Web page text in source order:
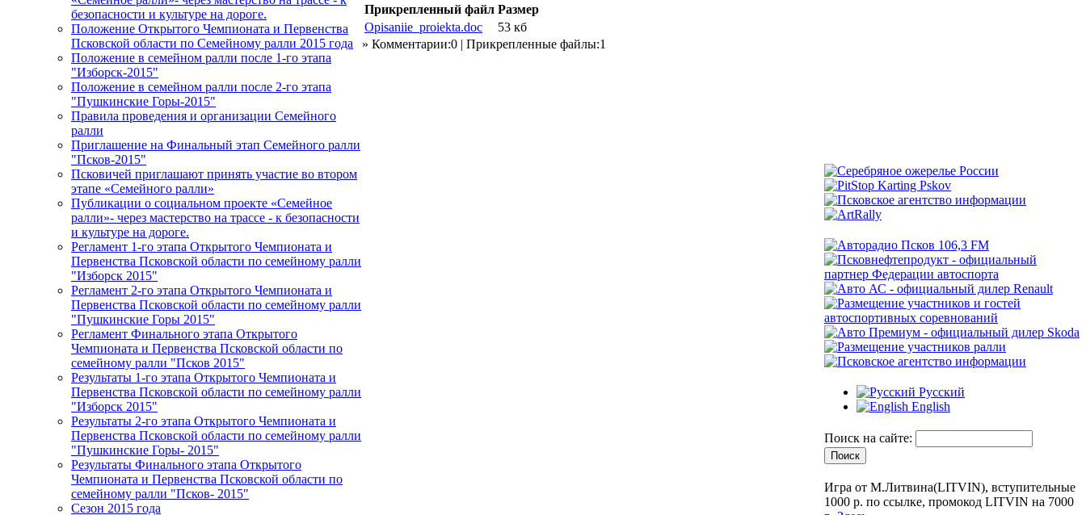
безопасности и культуре на дороге.
Положение Открытого Чемпионата и Первенства
Псковской области по Семейному ралли 2015 года
Положение в семейном ралли после 1-го этапа
"Изборск-2015"
Положение в семейном ралли после 2-го этапа
"Пушкинские Горы-2015"
Правила проведения и организации Cемейного
ралли
Приглашение на Финальный этап Семейного ралли
"Псков-2015"
Псковичей приглашают принять участие во втором
этапе «Семейного ралли»
Публикации о социальном проекте «Семейное
ралли»- через мастерство на трассе - к безопасности
и культуре на дороге.
Регламент 1-го этапа Открытого Чемпионата и
Первенства Псковской области по семейному ралли
"Изборск 2015"
Регламент 2-го этапа Открытого Чемпионата и
Первенства Псковской области по семейному ралли
"Пушкинские Горы 2015"
Регламент Финального этапа Открытого
Чемпионата и Первенства Псковской области по
семейному ралли "Псков 2015"
Результаты 1-го этапа Открытого Чемпионата и
Первенства Псковской области по семейному ралли
"Изборск 2015"
Результаты 2-го этапа Открытого Чемпионата и
Первенства Псковской области по семейному ралли
"Пушкинские Горы- 2015"
Результаты Финального этапа Открытого
Чемпионата и Первенства Псковской области по
семейному ралли "Псков- 2015"
Сезон 2015 года
Прикрепленный файл Размер
Opisaniie_proiekta.doc
53 кб
» Комментарии:0 | Прикрепленные файлы:1
Русский
English
Поиск на сайте:
Игра от М.Литвина(LITVIN), вступительные
1000 р. по ссылке, промокод LITVIN на 7000